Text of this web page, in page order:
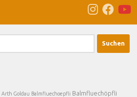
Arth Goldau Balmfluechoepfli Balmfluechöpfli